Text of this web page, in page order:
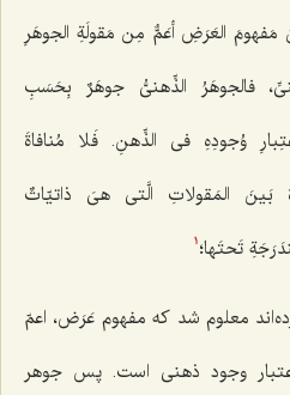
مَفهومَ العَرَضِ أعَمٌّ مِن مَقولَةِ الجوهَرِ
فالجوهَرُ الذِّهنیُّ جوهَرٌ بِحَسَبِ
وُجودِهِ فی الذِّهنِ. فَلا مُنافاةَ
بَینَ المَقولاتِ الَّتی هیَ ذاتیّاتٌ
تَحتَها؛ 1
معلوم شد که مفهوم عَرَض، اعمّ
وجود ذهنى است. پس جوهر